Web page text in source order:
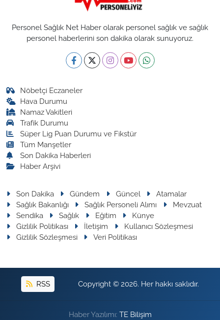
Personel Sağlık Net Haber olarak personel sağlık ve sağlık
personel haberlerini son dakika olarak sunuyoruz.
Nöbetçi Eczaneler
Hava Durumu
Namaz Vakitleri
Trafik Durumu
Süper Lig Puan Durumu ve Fikstür
Tüm Manşetler
Son Dakika Haberleri
Haber Arşivi
Son Dakika Gündem Güncel
Atamalar
Sağlık Bakanlığı
Sağlık Personeli Alımı
Mevzuat
Sendika
Sağlık Eğitim
Künye
Gizlilik Politikası
İletişim
Kullanıcı Sözleşmesi
Gizlilik Sözleşmesi
Veri Politikası
RSS Copyright © 2026. Her hakkı saklıdır.
Haber Yazılımı: TE Bilişim